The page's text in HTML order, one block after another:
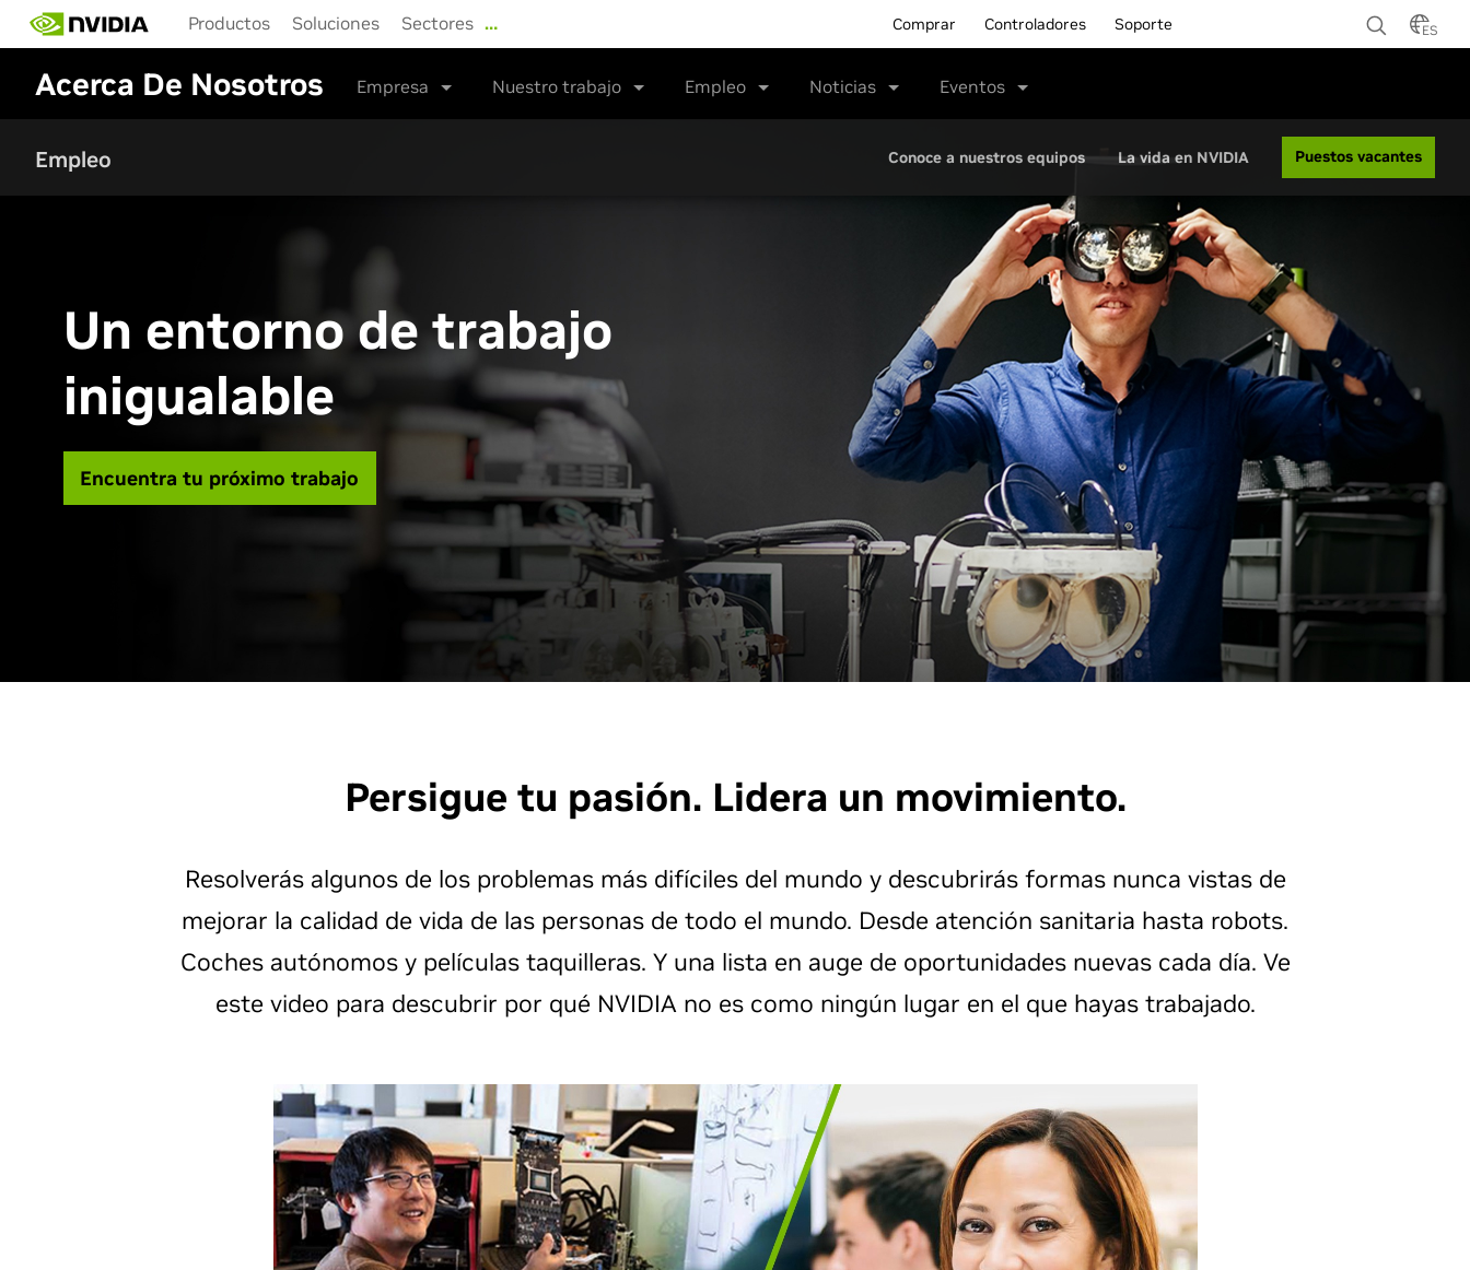
main
content
Productos Soluciones Sectores … Comprar Controladores Soporte ES
Acerca De Nosotros Empresa Nuestro trabajo Empleo Noticias Eventos
Empleo Conoce a nuestros equipos La vida en NVIDIA Puestos vacantes
Un entorno de trabajo
inigualable
Encuentra tu próximo trabajo
Persigue tu pasión. Lidera un movimiento.
Resolverás algunos de los problemas más difíciles del mundo y descubrirás formas nunca vistas de
mejorar la calidad de vida de las personas de todo el mundo. Desde atención sanitaria hasta robots.
Coches autónomos y películas taquilleras. Y una lista en auge de oportunidades nuevas cada día. Ve
este video para descubrir por qué NVIDIA no es como ningún lugar en el que hayas trabajado.